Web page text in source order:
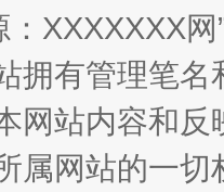
：XXXXXXX
拥有管理笔
网站内容和
属网站的一